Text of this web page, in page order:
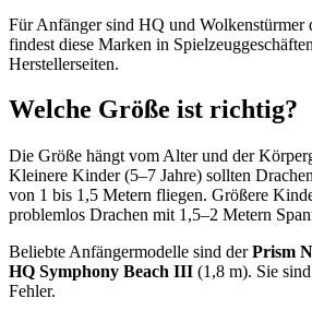
Für Anfänger sind HQ und Wolkenstürmer
findest diese Marken in
Herstellerseiten.
Welche Größe ist richtig?
Die Größe hängt vom Alter und der
Kleinere Kinder (5–7 Jahre) sollten
von 1 bis 1,5 Metern fliegen. Größere
problemlos Drachen mit 1,5–2 Metern
Beliebte Anfängermodelle sind derPrism
HQ Symphony Beach III (1,8 m). Sie
Fehler.